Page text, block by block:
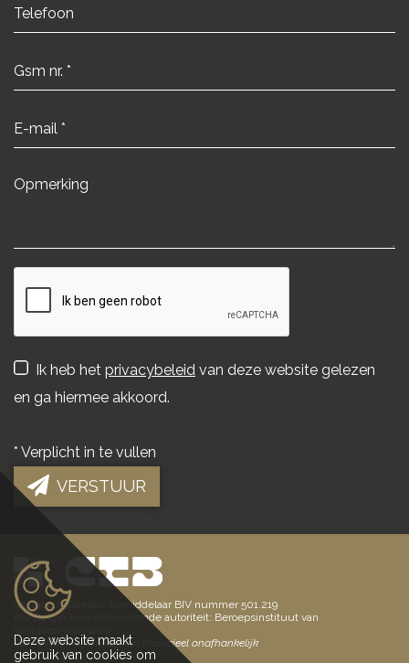
Ik heb het privacybeleid van deze website gelezen
en ga hiermee akkoord.
* Verplicht in te vullen
VERSTUUR
Vastgoedmakelaar-bemiddelaar BIV nummer 501.219
BIV België Toezichthoudende autoriteit: Beroepsinstituut van
Elk kantoor is juridisch en financieel onafhankelijk
Deze website maakt
gebruik van cookies om